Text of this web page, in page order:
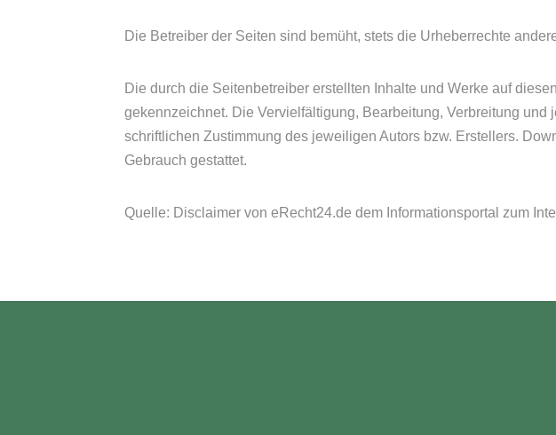
Die Betreiber der Seiten sind bemüht, stets die Urheberrechte
Die durch die Seitenbetreiber erstellten Inhalte und Werke auf
gekennzeichnet. Die Vervielfältigung, Bearbeitung, Verbreitung
schriftlichen Zustimmung des jeweiligen Autors bzw. Erstellers.
Gebrauch gestattet.
Quelle: Disclaimer von eRecht24.de dem Informationsportal zum